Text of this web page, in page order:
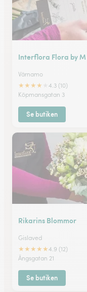
Interflora Flora by M
Värnamo
★★★★
4.3 (10)
Köpmansgatan 3
Se butiken
Rikarins Blommor
Gislaved
★★★★★4.9 (12)
Ängsgatan 21
Se butiken